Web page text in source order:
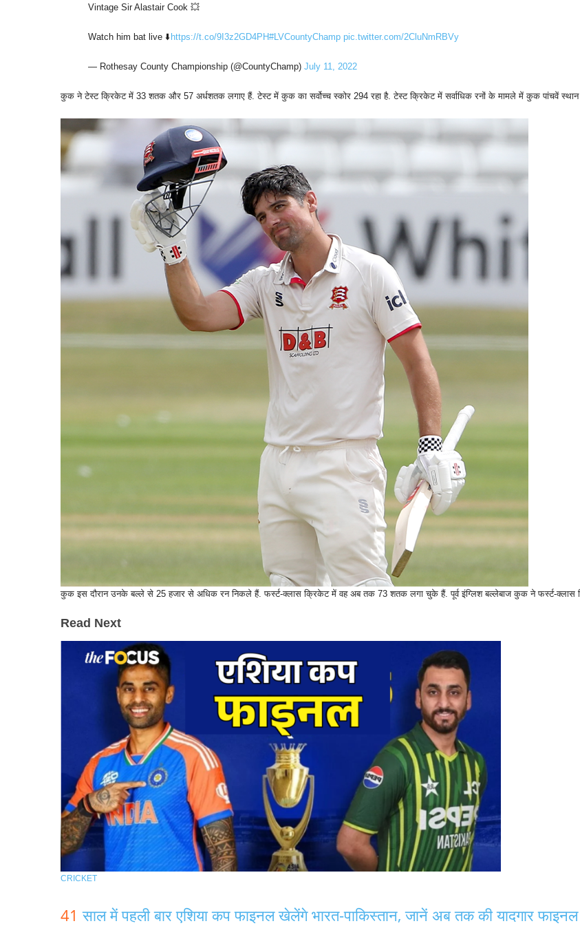
Vintage Sir Alastair Cook 💥
Watch him bat live ⬇️ https://t.co/9I3z2GD4PH#LVCountyChamp pic.twitter.com/2CluNmRBVy
— Rothesay County Championship (@CountyChamp) July 11, 2022
कुक ने टेस्ट क्रिकेट में 33 शतक और 57 अर्धशतक लगाए हैं. टेस्ट में कुक का सर्वोच्च स्कोर 294 रहा है. टेस्ट क्रिकेट में सर्वाधिक रनों के मामले में कुक पांचवें
कुक इस दौरान उनके बल्ले से 25 हजार से अधिक रन निकले हैं. फर्स्ट-क्लास क्रिकेट में वह अब तक 73 शतक लगा चुके हैं. पूर्व इंग्लिश बल्लेबाज कुक ने फर्स्ट-क्लास
Read Next
CRICKET
41 साल में पहली बार एशिया कप फाइनल खेलेंगे भारत-पाकिस्तान, जानें अब तक की यादगार